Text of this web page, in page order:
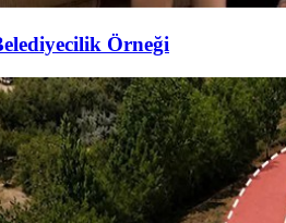
Örneği